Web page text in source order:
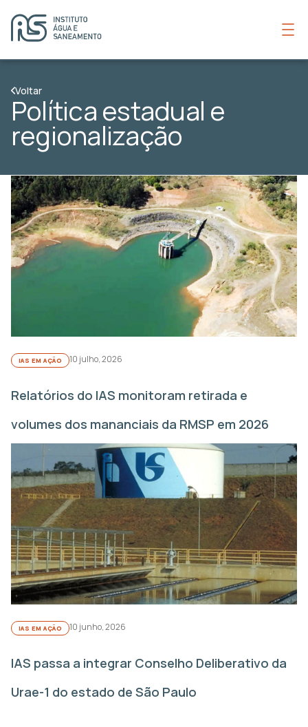
Voltar
Política estadual e
regionalização
IAS EM AÇÃO 10 julho, 2026
Relatórios do IAS monitoram retirada e
volumes dos mananciais da RMSP em 2026
IAS EM AÇÃO 10 junho, 2026
IAS passa a integrar Conselho Deliberativo da
Urae-1 do estado de São Paulo